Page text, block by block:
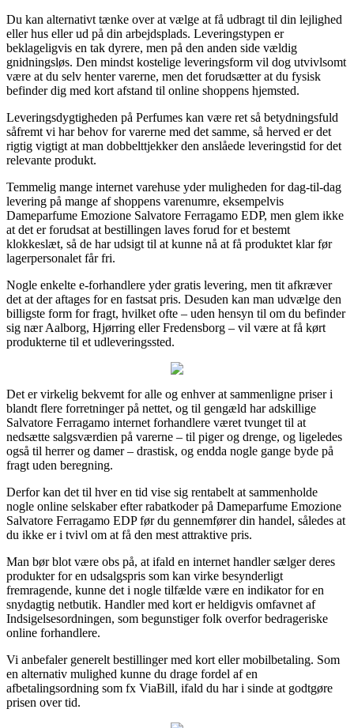
Du kan alternativt tænke over at vælge at få udbragt til din lejlighed
eller hus eller ud på din arbejdsplads. Leveringstypen er
beklageligvis en tak dyrere, men på den anden side vældig
gnidningsløs. Den mindst kostelige leveringsform vil dog utvivlsomt
være at du selv henter varerne, men det forudsætter at du fysisk
befinder dig med kort afstand til online shoppens hjemsted.
Leveringsdygtigheden på Perfumes kan være ret så betydningsfuld
såfremt vi har behov for varerne med det samme, så herved er det
rigtig vigtigt at man dobbelttjekker den anslåede leveringstid for det
relevante produkt.
Temmelig mange internet varehuse yder muligheden for dag-til-dag
levering på mange af shoppens varenumre, eksempelvis
Dameparfume Emozione Salvatore Ferragamo EDP, men glem ikke
at det er forudsat at bestillingen laves forud for et bestemt
klokkeslæt, så de har udsigt til at kunne nå at få produktet klar før
lagerpersonalet får fri.
Nogle enkelte e-forhandlere yder gratis levering, men tit afkræver
det at der aftages for en fastsat pris. Desuden kan man udvælge den
billigste form for fragt, hvilket ofte – uden hensyn til om du befinder
sig nær Aalborg, Hjørring eller Fredensborg – vil være at få kørt
produkterne til et udleveringssted.
Det er virkelig bekvemt for alle og enhver at sammenligne priser i
blandt flere forretninger på nettet, og til gengæld har adskillige
Salvatore Ferragamo internet forhandlere været tvunget til at
nedsætte salgsværdien på varerne – til piger og drenge, og ligeledes
også til herrer og damer – drastisk, og endda nogle gange byde på
fragt uden beregning.
Derfor kan det til hver en tid vise sig rentabelt at sammenholde
nogle online selskaber efter rabatkoder på Dameparfume Emozione
Salvatore Ferragamo EDP før du gennemfører din handel, således at
du ikke er i tvivl om at få den mest attraktive pris.
Man bør blot være obs på, at ifald en internet handler sælger deres
produkter for en udsalgspris som kan virke besynderligt
fremragende, kunne det i nogle tilfælde være en indikator for en
snydagtig netbutik. Handler med kort er heldigvis omfavnet af
Indsigelsesordningen, som begunstiger folk overfor bedrageriske
online forhandlere.
Vi anbefaler generelt bestillinger med kort eller mobilbetaling. Som
en alternativ mulighed kunne du drage fordel af en
afbetalingsordning som fx ViaBill, ifald du har i sinde at godtgøre
prisen over tid.